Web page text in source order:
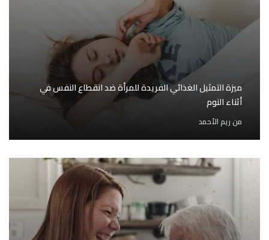
ميزة التمثيل الغذائي الفريدة للمرأة ضد انقطاع النفس في
أثناء النوم
من ريم الأحمد